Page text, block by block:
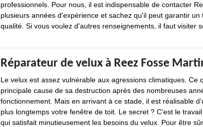
professionnels. Pour nous, il est indispensable de contacter
plusieurs années d'expérience et sachez qu'il peut garantir un
qualité. Si vous voulez d'autres renseignements, il faut visiter
Réparateur de velux à Reez Fosse
Le velux est assez vulnérable aux agressions climatiques. Ce
principale cause de sa destruction après des nombreuses
fonctionnement. Mais en arrivant à ce stade, il est réalisable
plus longtemps votre fenêtre de toit. Le secret ? C’est le
qui satisfait minutieusement les besoins du velux. Pour être